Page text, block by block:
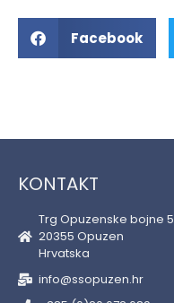
Facebook
KONTAKT
Trg Opuzenske bojne 5
20355 Opuzen
Hrvatska
info@ssopuzen.hr